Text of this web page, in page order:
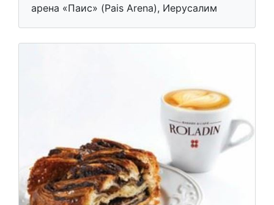
арена «Паис» (Pais Arena), Иерусалим